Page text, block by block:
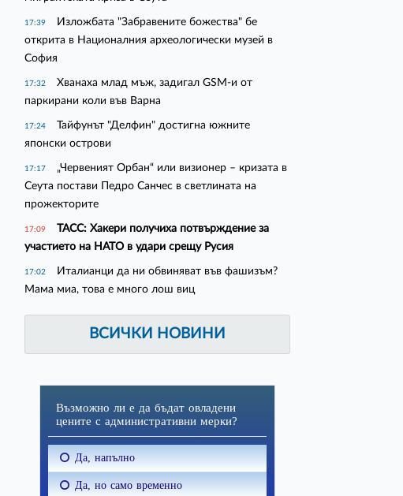
17:39
Изложбата "Забравените божества" бе
открита в Националния археологически музей в
София
17:32
Хванаха млад мъж, задигал GSM-и от
паркирани коли във Варна
17:24
Тайфунът "Делфин" достигна южните
японски острови
17:17
„Червеният Орбан“ или визионер – кризата в
Сеута постави Педро Санчес в светлината на
прожекторите
17:09
ТАСС: Хакери получиха потвърждение за
участието на НАТО в удари срещу Русия
17:02
Италианци да ни обвиняват във фашизъм?
Мама миа, това е много лош виц
ВСИЧКИ НОВИНИ